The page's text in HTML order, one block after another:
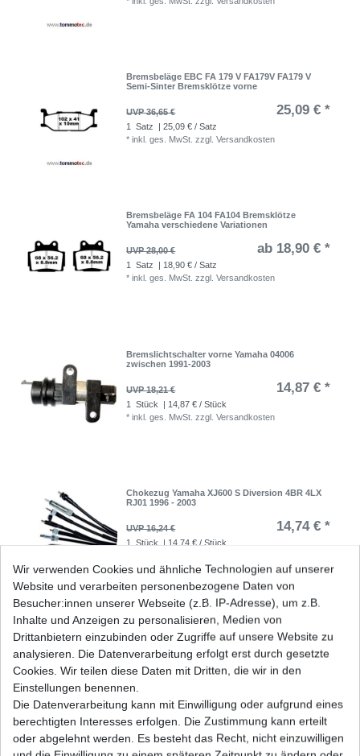
Bremsbeläge EBC FA 179 V FA179V FA179 V
Semi-Sinter Bremsklötze vorne
UVP 36,65 € 25,09 € *
1 Satz
| 25,09 € / Satz
*inkl. ges. MwSt. zzgl.Versandkosten
Bremsbeläge FA 104 FA104 Bremsklötze
Yamaha verschiedene Variationen
UVP 28,00 € ab 18,90 € *
1 Satz
| 18,90 € / Satz
*inkl. ges. MwSt. zzgl.Versandkosten
Bremslichtschalter vorne Yamaha 04006
zwischen 1991-2003
UVP 18,21 € 14,87 € *
1 Stück
| 14,87 € / Stück
*inkl. ges. MwSt. zzgl.Versandkosten
Chokezug Yamaha XJ600 S Diversion 4BR 4LX
RJ01 1996 - 2003
UVP 16,24 € 14,74 € *
1 Stück
| 14,74 € / Stück
DID Kettensatz Yamaha XJ 600 4BR 4LX RJ01
1992-2003 520 Standard B&S
83,63 € *
*inkl. ges. MwSt.
Wir verwenden Cookies und ähnliche Technologien auf unserer
Website und verarbeiten personenbezogene Daten von
Besucher:innen unserer Webseite (z.B. IP-Adresse), um z.B.
Inhalte und Anzeigen zu personalisieren, Medien von
Drittanbietern einzubinden oder Zugriffe auf unsere Website zu
analysieren. Die Datenverarbeitung erfolgt erst durch gesetzte
Cookies. Wir teilen diese Daten mit Dritten, die wir in den
Einstellungen benennen.
Die Datenverarbeitung kann mit Einwilligung oder aufgrund eines
berechtigten Interesses erfolgen. Die Zustimmung kann erteilt
oder abgelehnt werden. Es besteht das Recht, nicht einzuwilligen